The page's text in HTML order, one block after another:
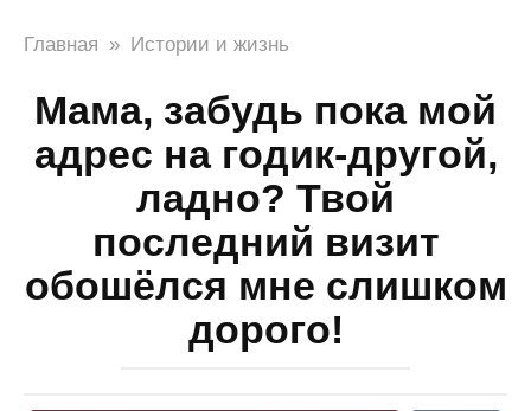
Главная » Истории и жизнь
Мама, забудь пока мой
адрес на годик-другой,
ладно? Твой
последний визит
обошёлся мне слишком
дорого!